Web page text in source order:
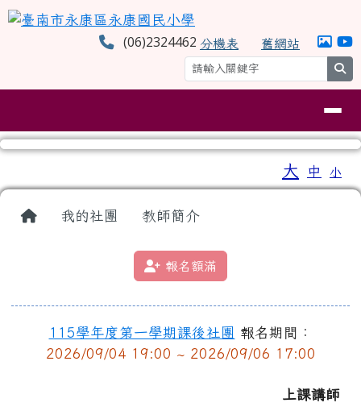
跳至主內容區
臺南市永康區永康國民小學
(06)2324462 分機表 舊網站
⏸
大 中 小
回首頁我的社團 教師簡介
報名額滿
115學年度第一學期課後社團
報名期間：
2026/09/04 19:00 ~ 2026/09/06 17:00
上課講師
頁尾區域